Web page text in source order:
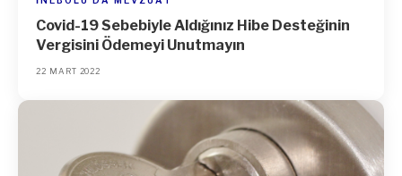
Covid-19 Sebebiyle Aldığınız Hibe Desteğinin
Vergisini Ödemeyi Unutmayın
22 MART 2022